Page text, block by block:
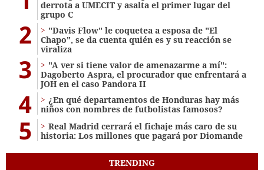
derrota a UMECIT y asalta el primer lugar del
grupo C
2
"Davis Flow" le coquetea a esposa de "El
Chapo", se da cuenta quién es y su reacción se
viraliza
3
"A ver si tiene valor de amenazarme a mí":
Dagoberto Aspra, el procurador que enfrentará a
JOH en el caso Pandora II
4
¿En qué departamentos de Honduras hay más
niños con nombres de futbolistas famosos?
5
Real Madrid cerrará el fichaje más caro de su
historia: Los millones que pagará por Diomande
TRENDING